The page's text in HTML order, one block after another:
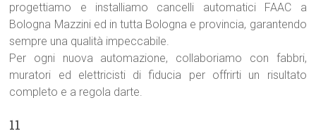
progettiamo e installiamo cancelli automatici FAAC a
Bologna Mazzini ed in tutta Bologna e provincia, garantendo
sempre una qualità impeccabile.
Per ogni nuova automazione, collaboriamo con fabbri,
muratori ed elettricisti di fiducia per offrirti un risultato
completo e a regola darte.
11